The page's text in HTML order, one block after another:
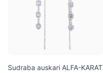
Sudraba auskari ALFA-KARAT